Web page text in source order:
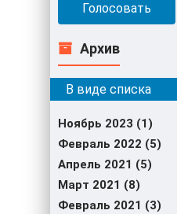
Голосовать
Архив
Ноябрь 2023 (1)
Февраль 2022 (5)
Апрель 2021 (5)
Март 2021 (8)
Февраль 2021 (3)